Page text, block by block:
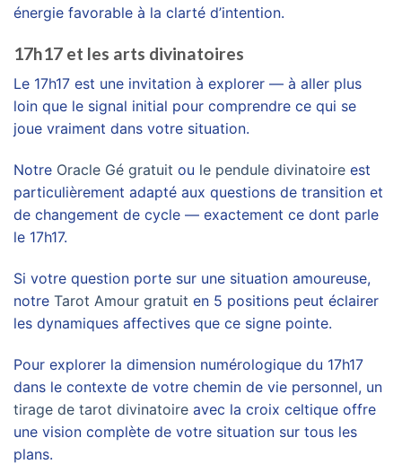
énergie favorable à la clarté d’intention.
17h17 et les arts divinatoires
Le 17h17 est une invitation à explorer — à aller plus
loin que le signal initial pour comprendre ce qui se
joue vraiment dans votre situation.
Notre Oracle Gé gratuit ou le pendule divinatoire est
particulièrement adapté aux questions de transition et
de changement de cycle — exactement ce dont parle
le 17h17.
Si votre question porte sur une situation amoureuse,
notre Tarot Amour gratuit en 5 positions peut éclairer
les dynamiques affectives que ce signe pointe.
Pour explorer la dimension numérologique du 17h17
dans le contexte de votre chemin de vie personnel, un
tirage de tarot divinatoire avec la croix celtique offre
une vision complète de votre situation sur tous les
plans.